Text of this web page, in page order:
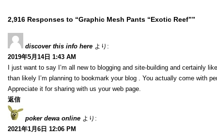
2,916 Responses to “Graphic Mesh Pants “Exotic Reef””
discover this info here より:
2019年5月14日 1:43 AM
I just want to say I’m all new to blogging and site-building and certainly
than likely I’m planning to bookmark your blog . You actually come with
Appreciate it for sharing with us your web page.
返信
poker dewa online より:
2021年1月6日 12:06 PM